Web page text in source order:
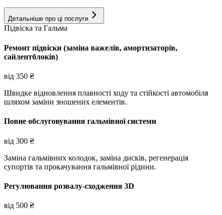
Детальніше про ці послуги
Підвіска та Гальма
Ремонт підвіски (заміна важелів, амортизаторів,
сайлентблоків)
від 350 ₴
Швидке відновлення плавності ходу та стійкості автомобіля
шляхом заміни зношених елементів.
Повне обслуговування гальмівної системи
від 300 ₴
Заміна гальмівних колодок, заміна дисків, регенерація
супортів та прокачування гальмівної рідини.
Регулювання розвалу-сходження 3D
від 500 ₴